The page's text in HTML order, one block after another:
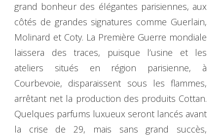
grand bonheur des élégantes parisiennes, aux
côtés de grandes signatures comme Guerlain,
Molinard et Coty. La Première Guerre mondiale
laissera des traces, puisque l’usine et les
ateliers situés en région parisienne, à
Courbevoie, disparaissent sous les flammes,
arrêtant net la production des produits Cottan.
Quelques parfums luxueux seront lancés avant
la crise de 29, mais sans grand succès,